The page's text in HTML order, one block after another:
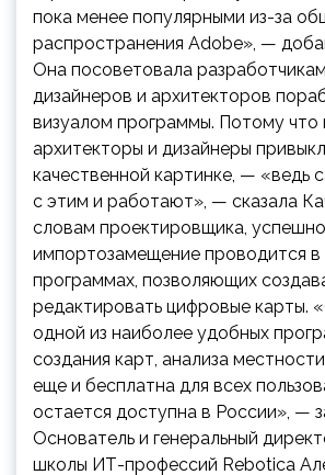
пока менее популярными из-за
распространения Adobe», —
Она посоветовала
дизайнеров и архитекторов
визуалом программы. Потому что
архитекторы и дизайнеры
качественной картинке, — «ведь
с этим и работают», — сказала
словам проектировщика,
импортозамещение проводится
программах, позволяющих
редактировать цифровые карты.
одной из наиболее удобных
создания карт, анализа
еще и бесплатна для всех
остается доступна в России», —
Основатель и генеральный
школы ИТ-профессий Rebotica